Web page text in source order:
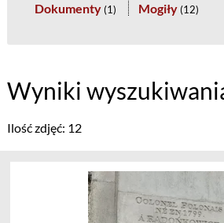
Dokumenty (1) Mogiły (12)
Wyniki
Ilość zdjęć: 12